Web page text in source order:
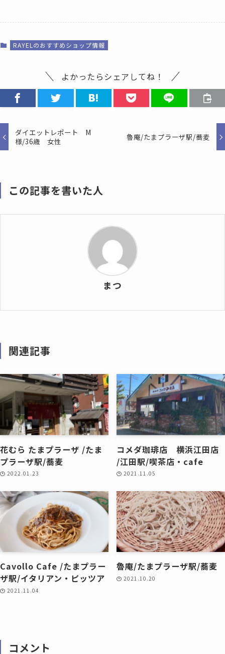
RAYELのおすすめショップ情報
よかったらシェアしてね！
ダイエットレポート M
様/36歳 女性
魯庵/たまプラーザ駅/蕎麦
この記事を書いた人
まつ
関連記事
花むら たまプラーザ /たま
プラーザ駅/蕎麦
2022.01.23
コメダ珈琲店 横浜江田店
/江田駅/喫茶店・cafe
2021.11.05
Cavollo Cafe /たまプラー
ザ駅/イタリアン・ピッツア
2021.11.04
魯庵/たまプラーザ駅/蕎麦
2021.10.20
コメント